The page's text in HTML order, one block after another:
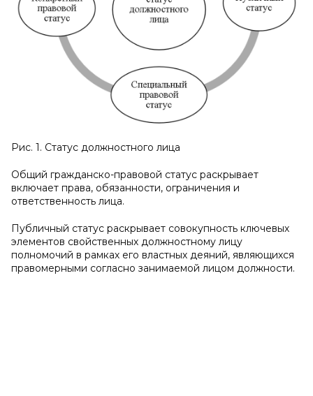
Рис. 1. Статус должностного лица
Общий гражданско-правовой статус раскрывает
включает права, обязанности, ограничения и
ответственность лица.
Публичный статус раскрывает совокупность ключевых
элементов свойственных должностному лицу
полномочий в рамках его властных деяний, являющихся
правомерными согласно занимаемой лицом должности.